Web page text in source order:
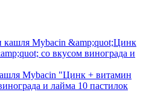
Mybacin "Цинк + витамин
и лайма 10 пастилок